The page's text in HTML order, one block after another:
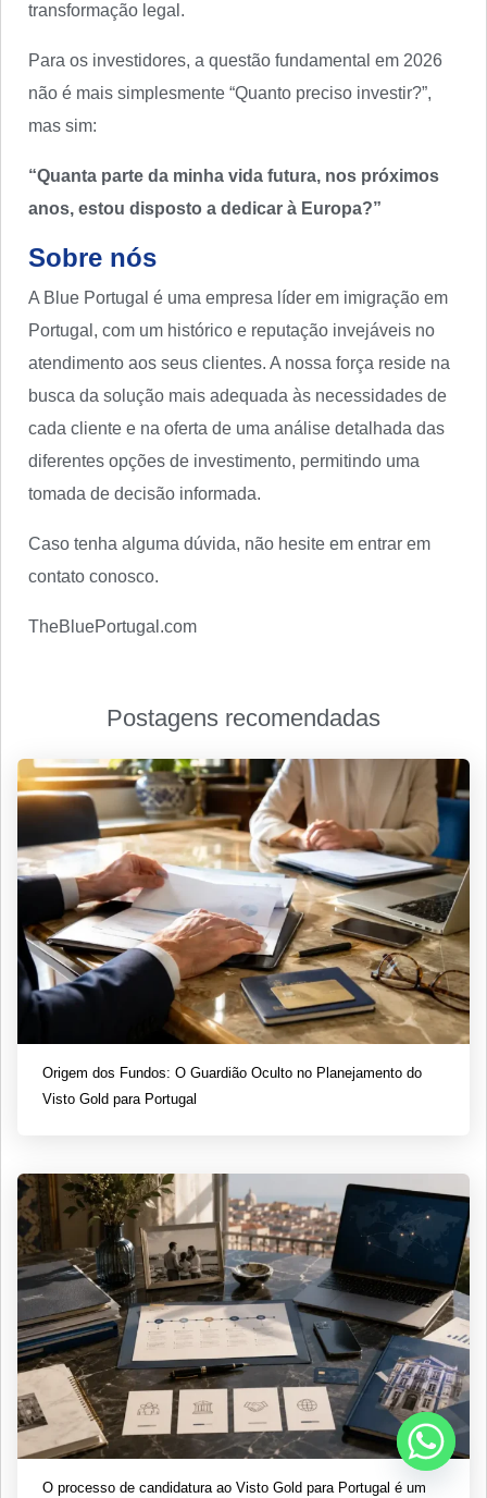
transformação legal.
Para os investidores, a questão fundamental em 2026
não é mais simplesmente “Quanto preciso investir?”,
mas sim:
“Quanta parte da minha vida futura, nos próximos
anos, estou disposto a dedicar à Europa?”
Sobre nós
A Blue Portugal é uma empresa líder em imigração em
Portugal, com um histórico e reputação invejáveis no
atendimento aos seus clientes. A nossa força reside na
busca da solução mais adequada às necessidades de
cada cliente e na oferta de uma análise detalhada das
diferentes opções de investimento, permitindo uma
tomada de decisão informada.
Caso tenha alguma dúvida, não hesite em entrar em
contato conosco.
TheBluePortugal.com
Postagens recomendadas
Origem dos Fundos: O Guardião Oculto no Planejamento do
Visto Gold para Portugal
O processo de candidatura ao Visto Gold para Portugal é um